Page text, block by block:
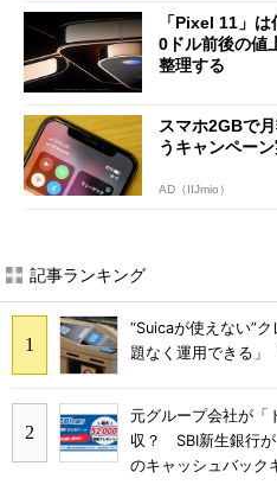
「Pixel 11」
0ドル前後の値
整理する
スマホ2GBで
うキャンペーン
AD（IIJmio）
記事ランキング
“Suicaが使えない”
題なく運用できる」
元グループ会社が「
収？ SBI新生銀行が
のキャッシュバック